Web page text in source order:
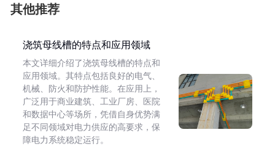
其他推荐
浇筑母线槽的特点和应用领域
本文详细介绍了浇筑母线槽的特点和
应用领域。其特点包括良好的电气、
机械、防火和防护性能。在应用上，
广泛用于商业建筑、工业厂房、医院
和数据中心等场所，凭借自身优势满
足不同领域对电力供应的高要求，保
障电力系统稳定运行。